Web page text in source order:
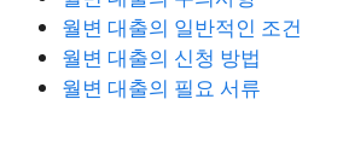
월변 대출의 일반적인 조건
월변 대출의 신청 방법
월변 대출의 필요 서류